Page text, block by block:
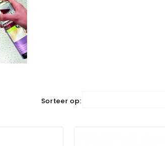
Sorteer op: